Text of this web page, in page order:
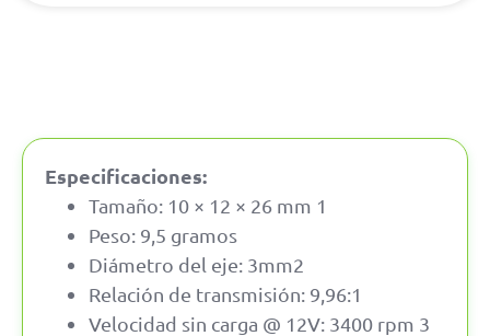
Especificaciones:
Tamaño: 10 × 12 × 26 mm 1
Peso: 9,5 gramos
Diámetro del eje: 3mm2
Relación de transmisión: 9,96:1
Velocidad sin carga @ 12V: 3400 rpm 3